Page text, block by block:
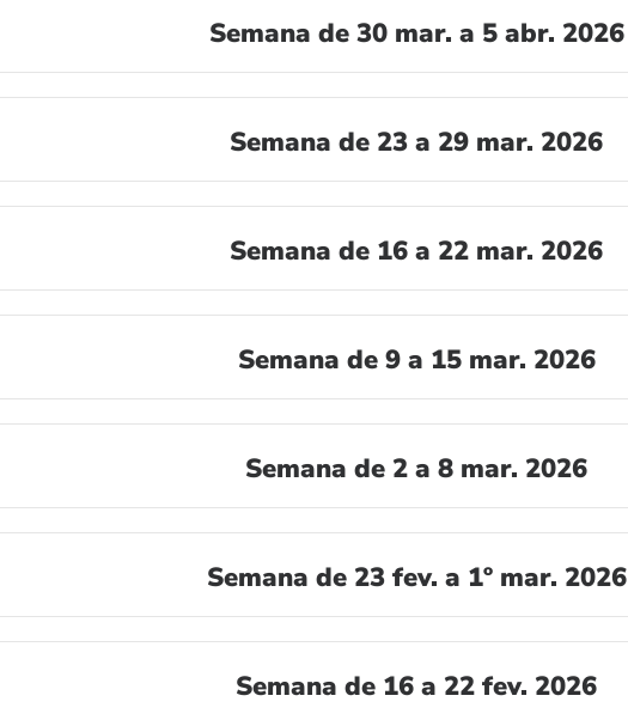
Semana de 30 mar. a 5 abr. 2026
Semana de 23 a 29 mar. 2026
Semana de 16 a 22 mar. 2026
Semana de 9 a 15 mar. 2026
Semana de 2 a 8 mar. 2026
Semana de 23 fev. a 1º mar. 2026
Semana de 16 a 22 fev. 2026